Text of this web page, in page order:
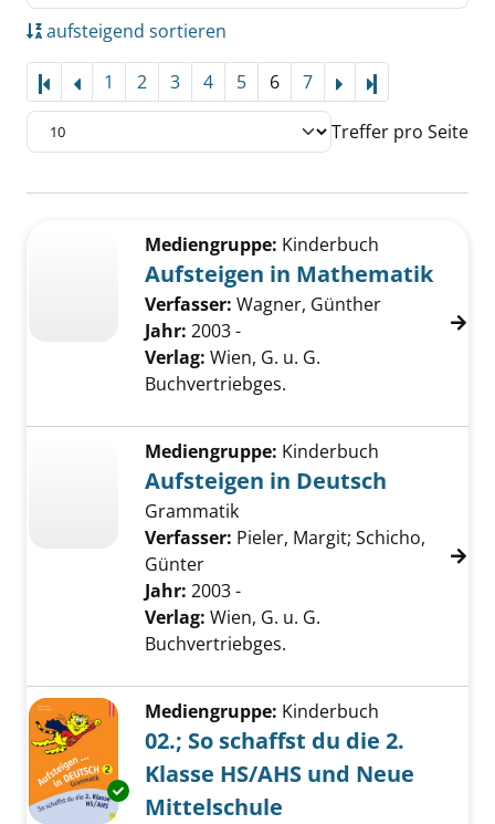
aufsteigend sortieren
1 2 3 4 5 6 7
Treffer pro Seite
Zu den Suchfiltern springen
Mediengruppe: Kinderbuch
Aufsteigen in Mathematik
Verfasser: Wagner, Günther
Jahr: 2003 -
Verlag: Wien, G. u. G.
Buchvertriebges.
Mediengruppe: Kinderbuch
Aufsteigen in Deutsch
Grammatik
Verfasser: Pieler, Margit; Schicho,
Günter
Jahr: 2003 -
Verlag: Wien, G. u. G.
Buchvertriebges.
Exemplar-Details von 02.; So schaffst du die
Mediengruppe: Kinderbuch
02.; So schaffst du die 2.
Klasse HS/AHS und Neue
Mittelschule